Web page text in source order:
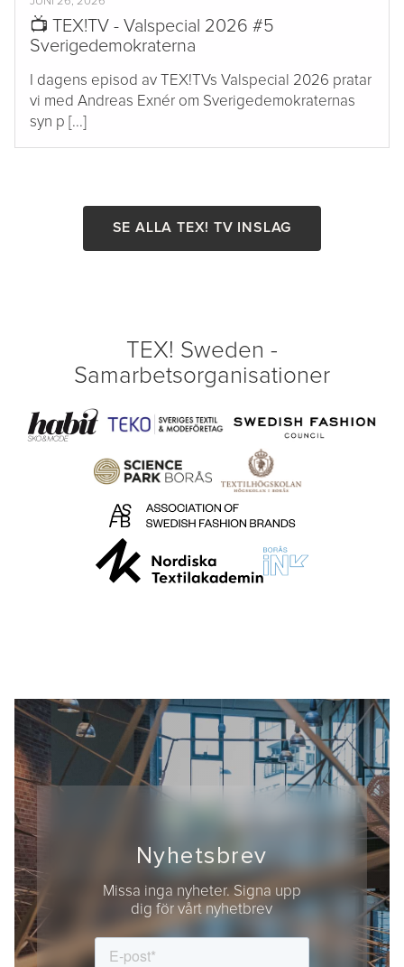
📺 TEX!TV - Valspecial 2026 #5
Sverigedemokraterna
I dagens episod av TEX!TVs Valspecial 2026 pratar
vi med Andreas Exnér om Sverigedemokraternas
syn p [...]
SE ALLA TEX! TV INSLAG
TEX! Sweden -
Samarbetsorganisationer
Nyhetsbrev
Missa inga nyheter. Signa upp
dig för vårt nyhetbrev